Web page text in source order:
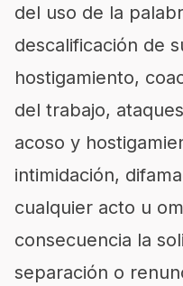
del uso de la
descalificación de
hostigamiento,
del trabajo,
acoso y
intimidación,
cualquier acto u
consecuencia la
separación o